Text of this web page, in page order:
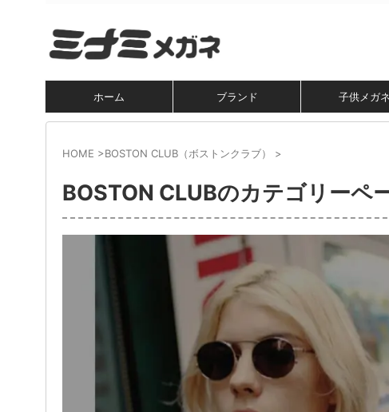
ホーム ブランド 子供メガネ
HOME >BOSTON CLUB（ボストンクラブ） >
BOSTON CLUBのカテゴリーペ